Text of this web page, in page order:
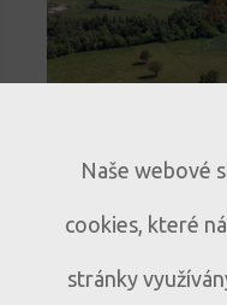
výhledem
P190
Klidné
Naše webové
cookies, které
stránky